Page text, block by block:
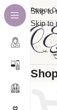
Skip to
Skip to
A Propos